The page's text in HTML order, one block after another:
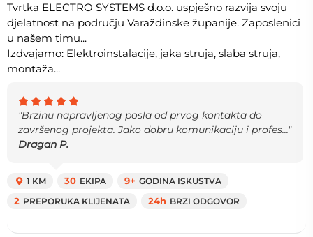
Tvrtka ELECTRO SYSTEMS d.o.o. uspješno razvija svoju
djelatnost na području Varaždinske županije. Zaposlenici
u našem timu...
Izdvajamo: Elektroinstalacije, jaka struja, slaba struja,
montaža...
"Brzinu napravljenog posla od prvog kontakta do
završenog projekta. Jako dobru komunikaciju i profes..."
Dragan P.
1 KM 30 EKIPA 9+ GODINA ISKUSTVA
2 PREPORUKA KLIJENATA 24h BRZI ODGOVOR